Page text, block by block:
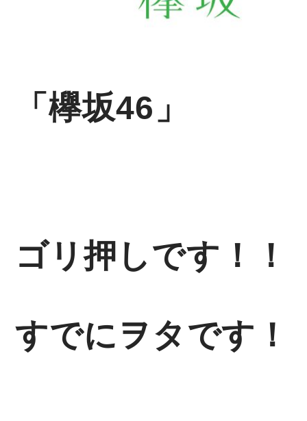
「欅坂46」
ゴリ押しです！！
すでにヲタです！